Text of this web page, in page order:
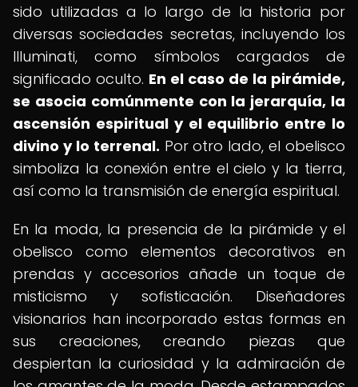
sido utilizadas a lo largo de la historia por
diversas sociedades secretas, incluyendo los
Illuminati, como símbolos cargados de
significado oculto. En el caso de la pirámide,
se asocia comúnmente con la jerarquía, la
ascensión espiritual y el equilibrio entre lo
divino y lo terrenal. Por otro lado, el obelisco
simboliza la conexión entre el cielo y la tierra,
así como la transmisión de energía espiritual.
En la moda, la presencia de la pirámide y el
obelisco como elementos decorativos en
prendas y accesorios añade un toque de
misticismo y sofisticación. Diseñadores
visionarios han incorporado estas formas en
sus creaciones, creando piezas que
despiertan la curiosidad y la admiración de